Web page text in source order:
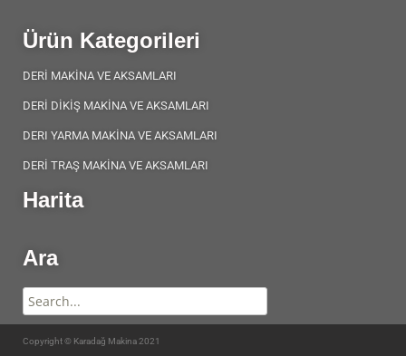
Ürün Kategorileri
DERİ MAKİNA VE AKSAMLARI
DERİ DİKİŞ MAKİNA VE AKSAMLARI
DERI YARMA MAKİNA VE AKSAMLARI
DERİ TRAŞ MAKİNA VE AKSAMLARI
Harita
Ara
Copyright © Karadağ Makina 2021